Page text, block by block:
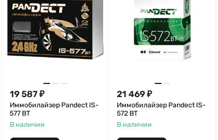
19 587₽
Иммобилайзер Pandect IS-
577 BT
В наличии
21 469₽
Иммобилайзер Pandect IS-
572 BT
В наличии